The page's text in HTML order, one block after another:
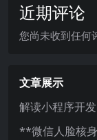
近期评论
您尚未收到任何
文章展示
解读小程序开
**微信人脸核